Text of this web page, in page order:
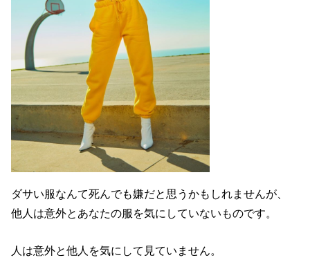
ダサい服なんて死んでも嫌だと思うかもしれませんが、
他人は意外とあなたの服を気にしていないものです。
人は意外と他人を気にして見ていません。